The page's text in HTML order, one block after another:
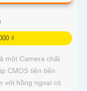
₫
một Camera chất
CMOS tiên tiến.
với hồng ngoại có